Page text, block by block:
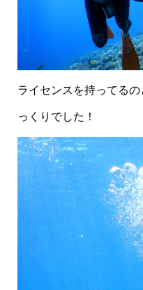
ライセンスを持ってる
っくりでした！